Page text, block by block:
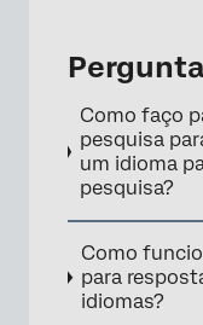
Como faço
pesquisa
um idioma
pesquisa?
Como
para
idiomas?